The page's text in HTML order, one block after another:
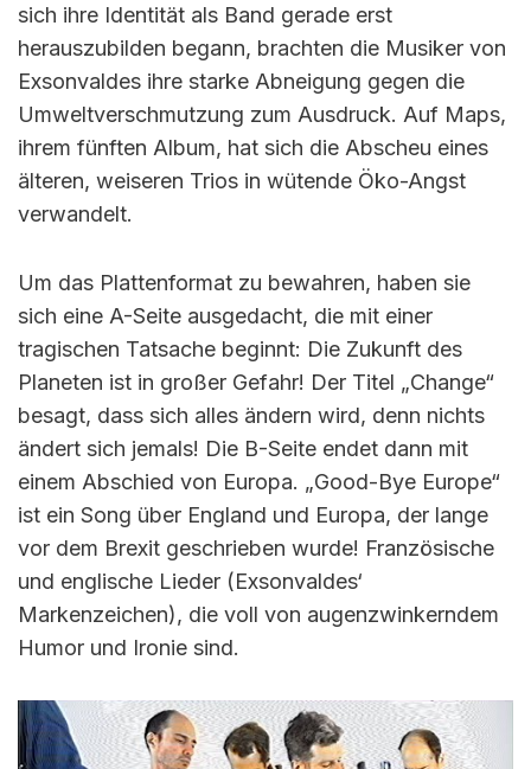
sich ihre Identität als Band gerade erst
herauszubilden begann, brachten die Musiker von
Exsonvaldes ihre starke Abneigung gegen die
Umweltverschmutzung zum Ausdruck. Auf Maps,
ihrem fünften Album, hat sich die Abscheu eines
älteren, weiseren Trios in wütende Öko-Angst
verwandelt.
Um das Plattenformat zu bewahren, haben sie
sich eine A-Seite ausgedacht, die mit einer
tragischen Tatsache beginnt: Die Zukunft des
Planeten ist in großer Gefahr! Der Titel „Change“
besagt, dass sich alles ändern wird, denn nichts
ändert sich jemals! Die B-Seite endet dann mit
einem Abschied von Europa. „Good-Bye Europe“
ist ein Song über England und Europa, der lange
vor dem Brexit geschrieben wurde! Französische
und englische Lieder (Exsonvaldes‘
Markenzeichen), die voll von augenzwinkerndem
Humor und Ironie sind.